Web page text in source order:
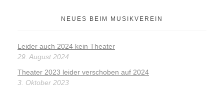
NEUES BEIM MUSIKVEREIN
Leider auch 2024 kein Theater
29. August 2024
Theater 2023 leider verschoben auf 2024
3. Oktober 2023